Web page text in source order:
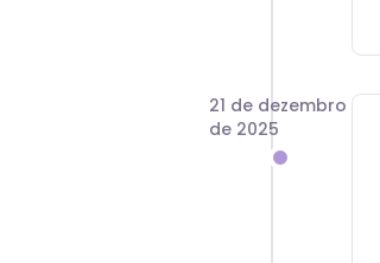
21 de dezembro
de 2025